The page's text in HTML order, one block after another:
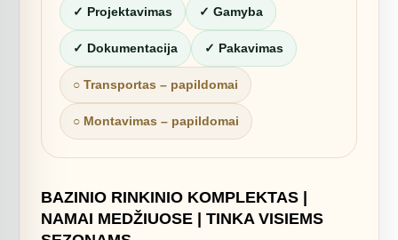
✓ Projektavimas ✓ Gamyba
✓ Dokumentacija ✓ Pakavimas
○ Transportas – papildomai
○ Montavimas – papildomai
BAZINIO RINKINIO KOMPLEKTAS |
NAMAI MEDŽIUOSE | TINKA VISIEMS